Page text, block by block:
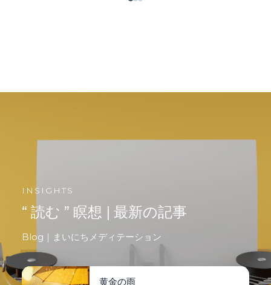
INSIGHTS
“ 読む ” 瞑想 | 最新の記事
Blog｜まいにちメディテーション
黄金の雨